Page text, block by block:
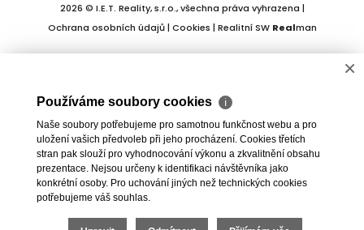
2026 © I.E.T. Reality, s.r.o., všechna práva vyhrazena |
Ochrana osobních údajů| Cookies | Realitní SW Realman
×
Používáme soubory cookies ℹ
Naše soubory potřebujeme pro samotnou funkčnost webu a pro
uložení vašich předvoleb při jeho procházení. Cookies třetích
stran pak slouží pro vyhodnocování výkonu a zkvalitnění obsahu
prezentace. Nejsou určeny k identifikaci návštěvníka jako
konkrétní osoby. Pro uchování jiných než technických cookies
potřebujeme váš souhlas.